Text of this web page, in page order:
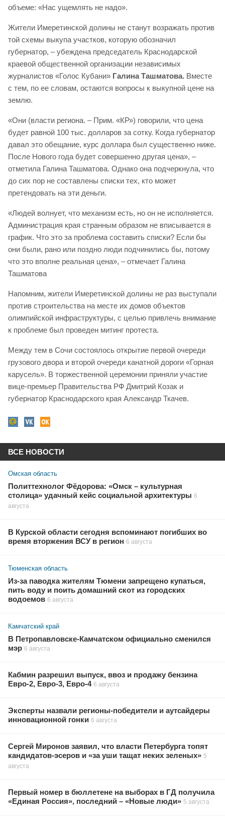
объеме: «Нас ущемлять не надо».
Жители Имеретинской долины не станут возражать против
той схемы выкупа участков, которую обозначил
губернатор, – убеждена председатель Краснодарской
краевой общественной организации независимых
журналистов «Голос Кубани» Галина Ташматова. Вместе
с тем, по ее словам, остаются вопросы к выкупной цене на
землю.
«Они (власти региона. – Прим. «КР») говорили, что цена
будет равной 100 тыс. долларов за сотку. Когда губернатор
давал это обещание, курс доллара был существенно ниже.
После Нового года будет совершенно другая цена», –
отметила Галина Ташматова. Однако она подчеркнула, что
до сих пор не составлены списки тех, кто может
претендовать на эти деньги.
«Людей волнует, что механизм есть, но он не исполняется.
Администрация края странным образом не вписывается в
график. Что это за проблема составить списки? Если бы
они были, рано или поздно люди подчинились бы, потому
что это вполне реальная цена», – отмечает Галина
Ташматова
Напомним, жители Имеретинской долины не раз выступали
против строительства на месте их домов объектов
олимпийской инфраструктуры, с целью привлечь внимание
к проблеме был проведен митинг протеста.
Между тем в Сочи состоялось открытие первой очереди
грузового двора и второй очереди канатной дороги «Горная
карусель». В торжественной церемонии приняли участие
вице-премьер Правительства РФ Дмитрий Козак и
губернатор Краснодарского края Александр Ткачев.
ВСЕ НОВОСТИ
Омская область
Политтехнолог Фёдорова: «Омск – культурная
столица» удачный кейс социальной архитектуры 6
августа
В Курской области сегодня вспоминают погибших во
время вторжения ВСУ в регион 6 августа
Тюменская область
Из-за паводка жителям Тюмени запрещено купаться,
пить воду и поить домашний скот из городских
водоемов 6 августа
Камчатский край
В Петропавловске-Камчатском официально сменился
мэр 6 августа
Кабмин разрешил выпуск, ввоз и продажу бензина
Евро-2, Евро-3, Евро-4 6 августа
Эксперты назвали регионы-победители и аутсайдеры
инновационной гонки 6 августа
Сергей Миронов заявил, что власти Петербурга топят
кандидатов-эсеров и «за уши тащат неких зеленых» 5
августа
Первый номер в бюллетене на выборах в ГД получила
«Единая Россия», последний – «Новые люди» 5 августа